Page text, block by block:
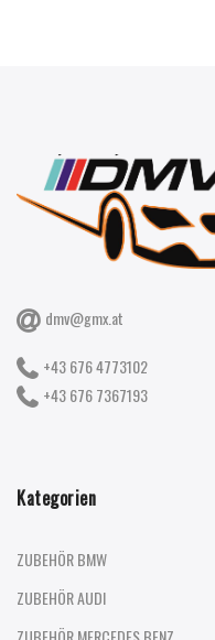
dmv@gmx.at
+43 676 4773102
+43 676 7367193
Kategorien
ZUBEHÖR BMW
ZUBEHÖR AUDI